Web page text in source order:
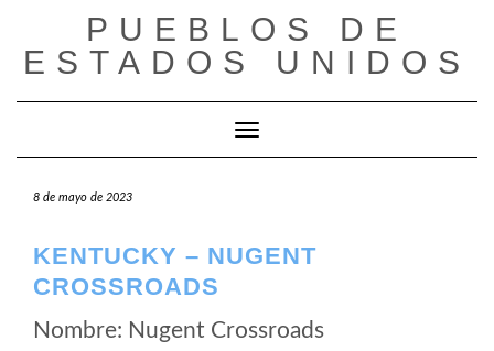
contenido
PUEBLOS DE
ESTADOS UNIDOS
Cambiar modo de navegación
8 de mayo de 2023
KENTUCKY – NUGENT
CROSSROADS
Nombre: Nugent Crossroads